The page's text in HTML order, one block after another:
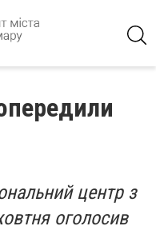
центр з
оголосив